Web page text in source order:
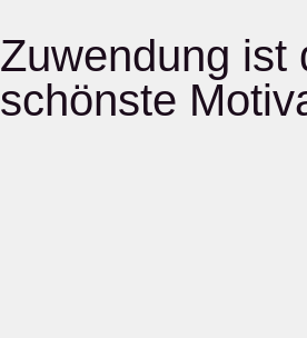
Zuwendung ist
schönste